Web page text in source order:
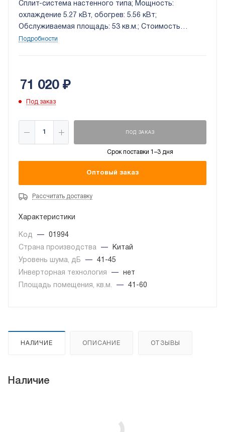
Сплит-система настенного типа; Мощность:
охлаждение 5.27 кВт, обогрев: 5.56 кВт;
Обслуживаемая площадь: 53 кв.м.; Стоимость
установки: 10 000 руб.
Подробности
71 020₽
Под заказ
ПОД ЗАКАЗ
Срок поставки 1–3 дня
Оптовый заказ
Рассчитать доставку
Характеристики
Код —
01994
Страна производства
—
Китай
Уровень шума, дБ
—
41-45
Инверторная технология
—
нет
Площадь помещения, кв.м.
— 41-60
НАЛИЧИЕ ОПИСАНИЕ ОТЗЫВЫ
Наличие